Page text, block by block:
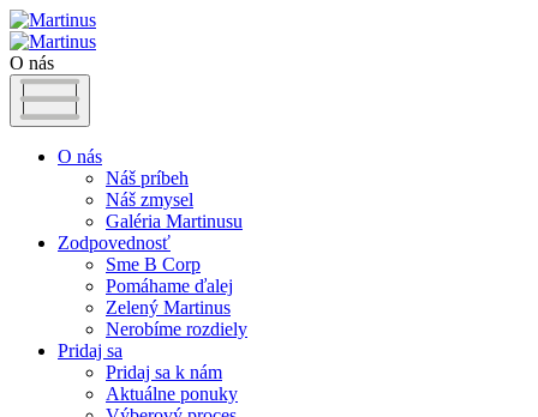
O nás
O nás
Náš príbeh
Náš zmysel
Galéria Martinusu
Zodpovednosť
Sme B Corp
Pomáhame ďalej
Zelený Martinus
Nerobíme rozdiely
Pridaj sa
Pridaj sa k nám
Aktuálne ponuky